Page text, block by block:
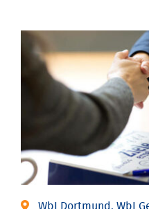
WbI Dortmund, WbI